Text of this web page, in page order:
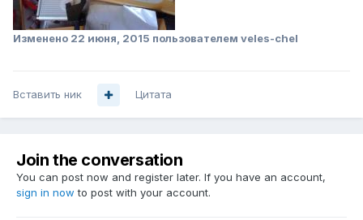
Изменено 22 июня, 2015 пользователем veles-chel
Вставить ник Цитата
Join the conversation
You can post now and register later. If you have an account,
sign in now to post with your account.